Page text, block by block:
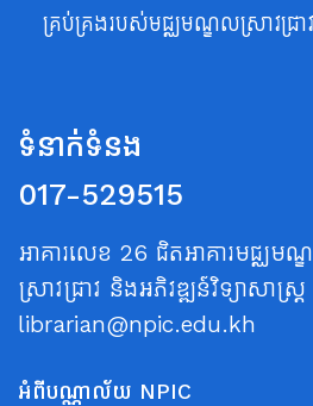
គ្រប់គ្រងរបស់មជ្ឈមណ្ឌលស្រាវជ្រាវ
ទំនាក់ទំនង
017-529515
អាគារលេខ 26 ជិតអាគារមជ្ឈម
ស្រាវជ្រាវ និងអភិវឌ្ឍន៍វិទ្យាសាស្ត្រ
librarian@npic.edu.kh
អំពីបណ្ណាល័យ NPIC